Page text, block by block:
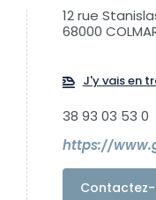
12 rue
68000
J'y vais en
38 93 03 53 0
https://